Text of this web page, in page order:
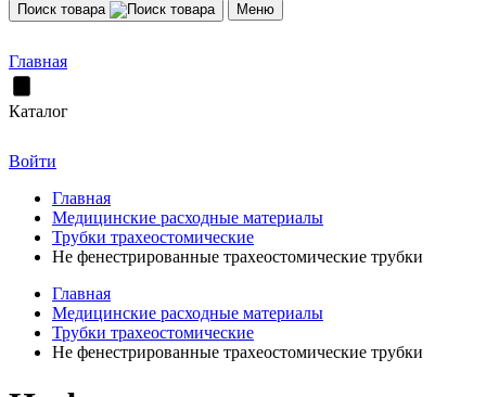
Поиск товара Меню
Главная
Каталог
Войти
Главная
Медицинские расходные материалы
Трубки трахеостомические
Не фенестрированные трахеостомические трубки
Главная
Медицинские расходные материалы
Трубки трахеостомические
Не фенестрированные трахеостомические трубки